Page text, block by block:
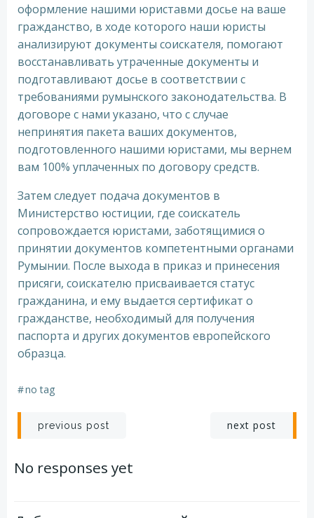
оформление нашими юриставми досье на ваше
гражданство, в ходе которого наши юристы
анализируют документы соискателя, помогают
восстанавливать утраченные документы и
подготавливают досье в соответствии с
требованиями румынского законодательства. В
договоре с нами указано, что с случае
непринятия пакета ваших документов,
подготовленного нашими юристами, мы вернем
вам 100% уплаченных по договору средств.
Затем следует подача документов в
Министерство юстиции, где соискатель
сопровождается юристами, заботящимися о
принятии документов компетентными органами
Румынии. После выхода в приказ и принесения
присяги, соискателю присваивается статус
гражданина, и ему выдается сертификат о
гражданстве, необходимый для получения
паспорта и других документов европейского
образца.
#no tag
Навигация
по
previous post
Навигация
next post
No responses yet